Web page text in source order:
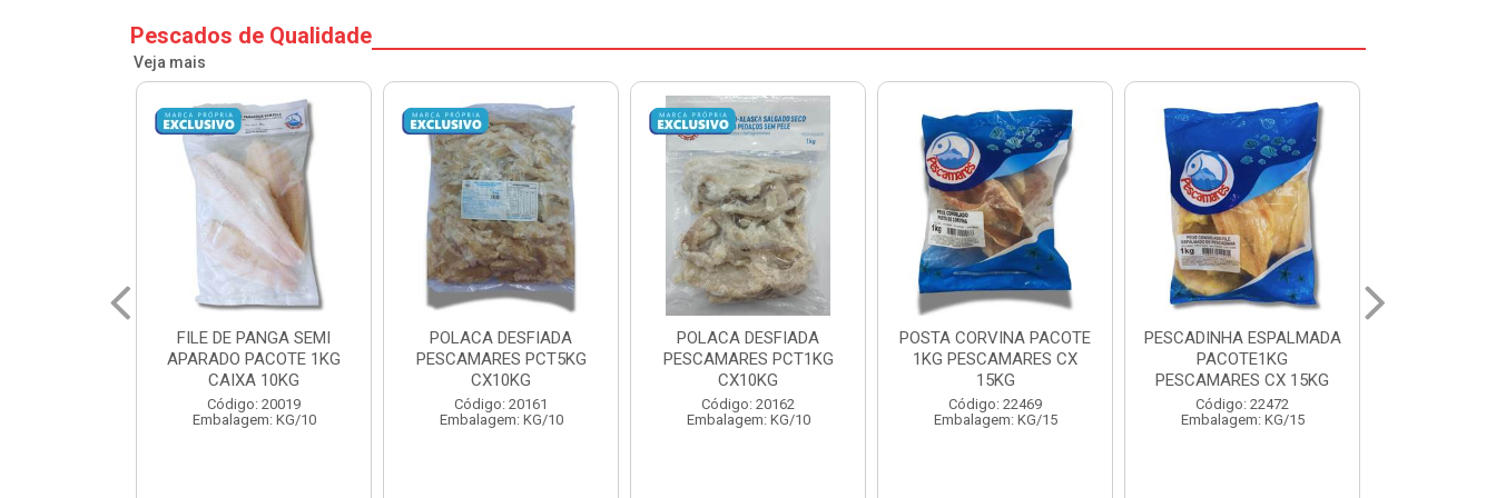
Pescados de Qualidade
Veja mais
POLACA DESFIADA
PESCAMARES PCT5KG
CX10KG
Código: 20161
Embalagem: KG/10
POLACA DESFIADA
PESCAMARES PCT1KG
CX10KG
Código: 20162
Embalagem: KG/10
POSTA CORVINA PACOTE
1KG PESCAMARES CX
15KG
Código: 22469
Embalagem: KG/15
PESCADINHA ESPALMADA
PACOTE1KG
PESCAMARES CX 15KG
Código: 22472
Embalagem: KG/15
FILE DE PANGA PREMIUM
PACOTE 1KG CAIXA 10KG
Código: 20021
Embalagem: KG/10